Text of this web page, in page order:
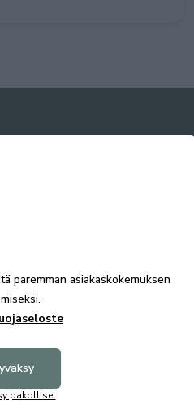
paremman asiakaskokemuksen
pakolliset